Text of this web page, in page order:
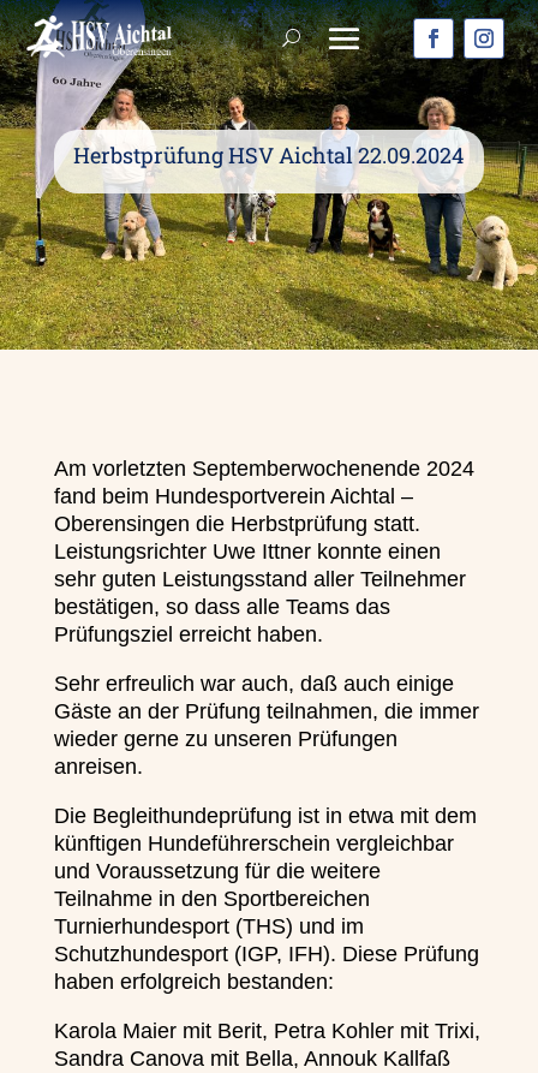
Herbstprüfung HSV Aichtal 22.09.2024
Am vorletzten Septemberwochenende 2024
fand beim Hundesportverein Aichtal –
Oberensingen die Herbstprüfung statt.
Leistungsrichter Uwe Ittner konnte einen
sehr guten Leistungsstand aller Teilnehmer
bestätigen, so dass alle Teams das
Prüfungsziel erreicht haben.
Sehr erfreulich war auch, daß auch einige
Gäste an der Prüfung teilnahmen, die immer
wieder gerne zu unseren Prüfungen
anreisen.
Die Begleithundeprüfung ist in etwa mit dem
künftigen Hundeführerschein vergleichbar
und Voraussetzung für die weitere
Teilnahme in den Sportbereichen
Turnierhundesport (THS) und im
Schutzhundesport (IGP, IFH). Diese Prüfung
haben erfolgreich bestanden:
Karola Maier mit Berit, Petra Kohler mit Trixi,
Sandra Canova mit Bella, Annouk Kallfaß